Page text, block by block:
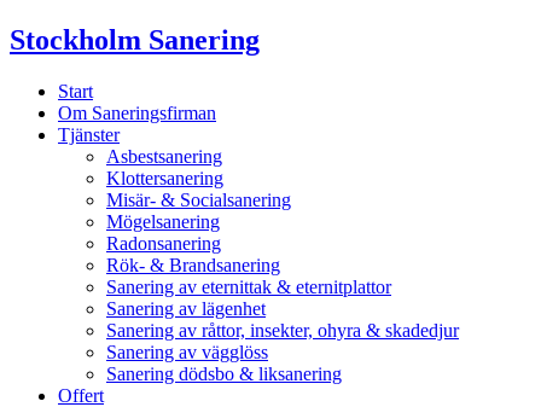
Skip
to
Stockholm Sanering
Start
Om Saneringsfirman
Tjänster
Asbestsanering
Klottersanering
Misär- & Socialsanering
Mögelsanering
Radonsanering
Rök- & Brandsanering
Sanering av eternittak & eternitplattor
Sanering av lägenhet
Sanering av råttor, insekter, ohyra & skadedjur
Sanering av vägglöss
Sanering dödsbo & liksanering
Offert